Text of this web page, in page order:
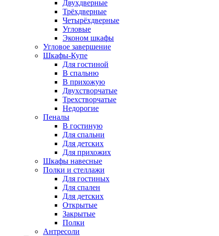
Двухдверные
Трёхдверные
Четырёхдверные
Угловые
Эконом шкафы
Угловое завершение
Шкафы-Купе
Для гостиной
В спальню
В прихожую
Двухстворчатые
Трехстворчатые
Недорогие
Пеналы
В гостиную
Для спальни
Для детских
Для прихожих
Шкафы навесные
Полки и стеллажи
Для гостиных
Для спален
Для детских
Открытые
Закрытые
Полки
Антресоли